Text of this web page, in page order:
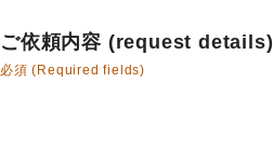
ご依頼内容 (request details)
必須 (Required fields)